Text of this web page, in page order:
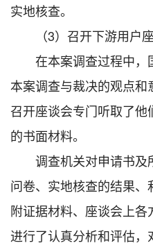
实地核查。
（3）召开下游用户
在本案调查过程中，
本案调查与裁决的观点和
召开座谈会专门听取了
的书面材料。
调查机关对申请书及
问卷、实地核查的结果
附证据材料、座谈会上
进行了认真分析和评估